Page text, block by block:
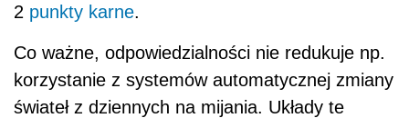
2 punkty karne.
Co ważne, odpowiedzialności nie redukuje np.
korzystanie z systemów automatycznej zmiany
świateł z dziennych na mijania. Układy te